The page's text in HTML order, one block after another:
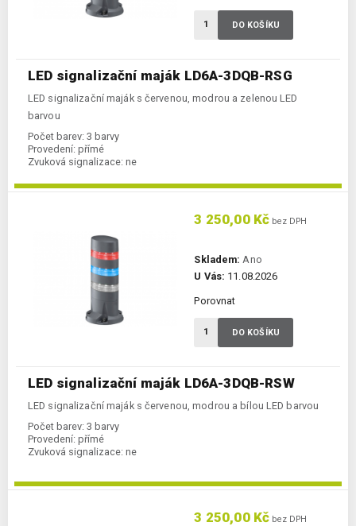
LED signalizační maják LD6A-3DQB-RSG
LED signalizační maják s červenou, modrou a zelenou LED
barvou
Počet barev: 3 barvy
Provedení: přímé
Zvuková signalizace: ne
DO KOŠÍKU
LED signalizační maják LD6A-3DQB-RSW
LED signalizační maják s červenou, modrou a bílou LED barvou
Počet barev: 3 barvy
Provedení: přímé
Zvuková signalizace: ne
3 250,00 Kč bez DPH
Skladem: Ano
U Vás: 11.08.2026
Porovnat
DO KOŠÍKU
3 250,00 Kč bez DPH